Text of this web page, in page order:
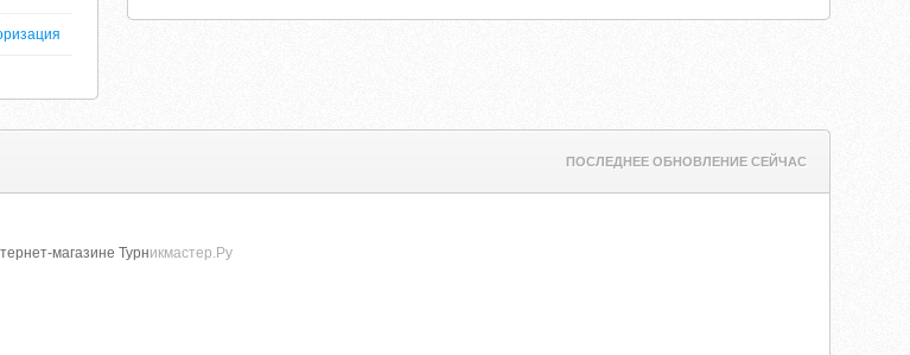
ПОСЛЕДНЕЕ ОБНОВЛЕНИЕ СЕЙЧАС
магазине Турникмастер.Ру